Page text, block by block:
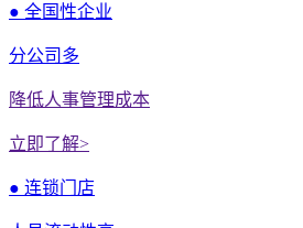
● 全国性企业
分公司多
降低人事管理成本
立即了解>
● 连锁门店